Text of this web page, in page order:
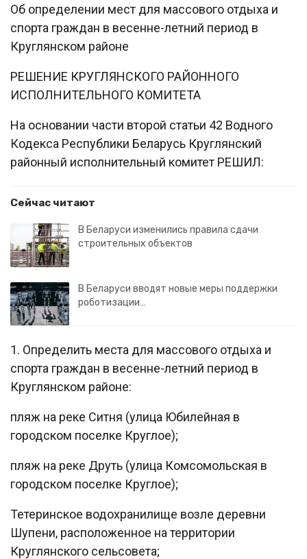
Об определении мест для массового отдыха и
спорта граждан в весенне-летний период в
Круглянском районе
РЕШЕНИЕ КРУГЛЯНСКОГО РАЙОННОГО
ИСПОЛНИТЕЛЬНОГО КОМИТЕТА
На основании части второй статьи 42 Водного
Кодекса Республики Беларусь Круглянский
районный исполнительный комитет РЕШИЛ:
Сейчас читают
В Беларуси изменились правила сдачи
строительных объектов
В Беларуси вводят новые меры поддержки
роботизации…
1. Определить места для массового отдыха и
спорта граждан в весенне-летний период в
Круглянском районе:
пляж на реке Ситня (улица Юбилейная в
городском поселке Круглое);
пляж на реке Друть (улица Комсомольская в
городском поселке Круглое);
Тетеринское водохранилище возле деревни
Шупени, расположенное на территории
Круглянского сельсовета;